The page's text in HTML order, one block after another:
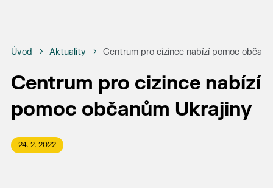
Úvod Aktuality Centrum pro cizince nabízí pomoc
Centrum pro cizince nabízí
pomoc občanům Ukrajiny
24. 2. 2022